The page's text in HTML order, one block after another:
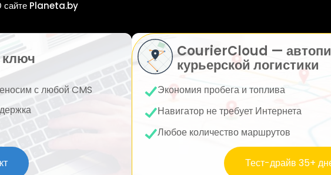
сайте Planeta.by
с любой CMS
CourierCloud —
курьерской логистики
Экономия пробега и топлива
Навигатор не требует Интернета
Любое количество маршрутов
Тест-драйв 35+